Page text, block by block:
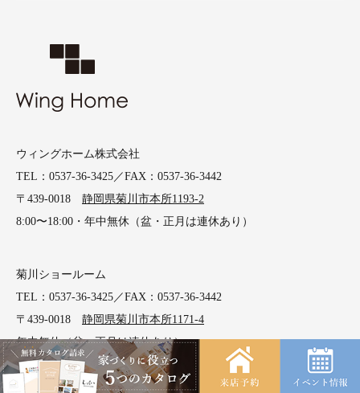
ウィングホーム株式会社
TEL：0537-36-3425／FAX：0537-36-3442
〒439-0018 静岡県菊川市本所1193-2
8:00〜18:00・年中無休（盆・正月は連休あり）
菊川ショールーム
TEL：0537-36-3425／FAX：0537-36-3442
〒439-0018 静岡県菊川市本所1171-4
年中無休（盆・正月は連休あり）